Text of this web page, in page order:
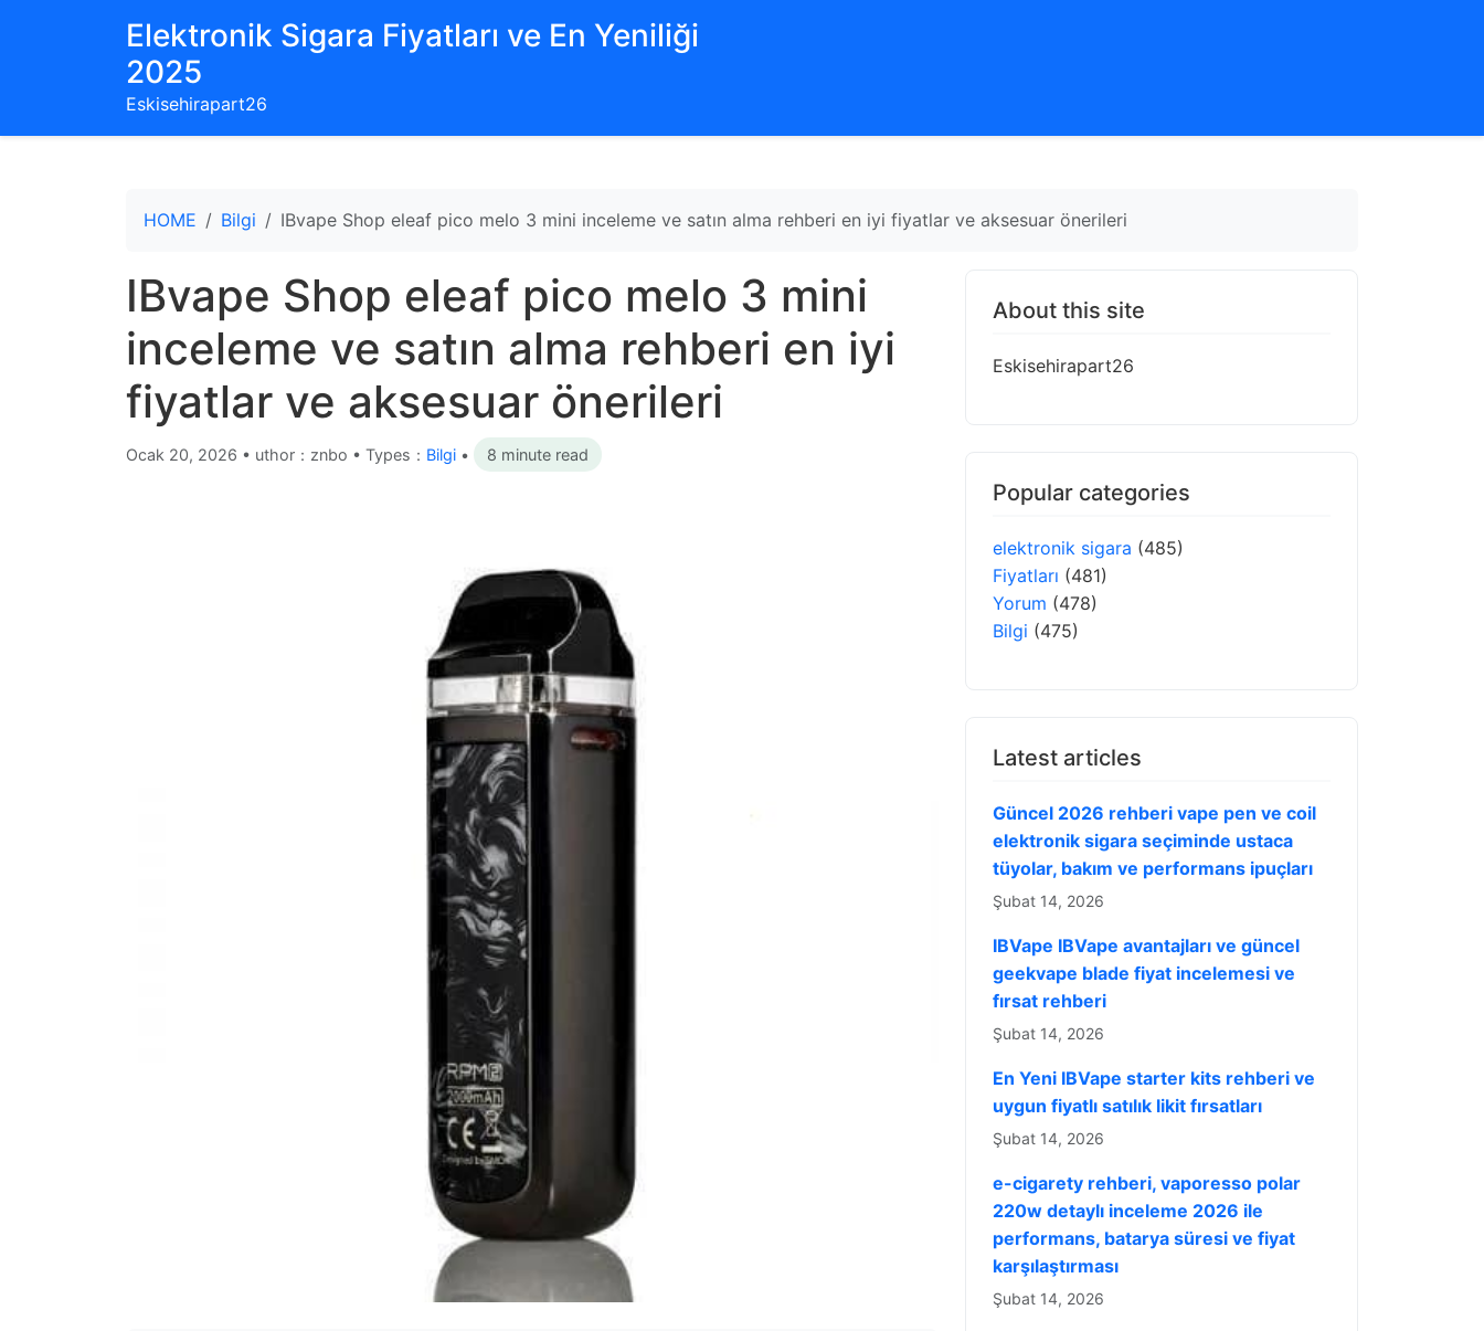
Elektronik Sigara Fiyatları ve En Yeniliği
2025
Eskisehirapart26
HOME Bilgi IBvape Shop eleaf pico melo 3 mini inceleme ve satın alma rehberi en iyi fiyatlar ve aksesuar önerileri
IBvape Shop eleaf pico melo 3 mini
inceleme ve satın alma rehberi en iyi
fiyatlar ve aksesuar önerileri
Ocak 20, 2026 • uthor：znbo • Types： Bilgi • 8 minute read
About this site
Eskisehirapart26
Popular categories
elektronik sigara (485)
Fiyatları (481)
Yorum (478)
Bilgi (475)
Latest articles
Güncel 2026 rehberi vape pen ve coil
elektronik sigara seçiminde ustaca
tüyolar, bakım ve performans ipuçları
Şubat 14, 2026
IBVape IBVape avantajları ve güncel
geekvape blade fiyat incelemesi ve
fırsat rehberi
Şubat 14, 2026
En Yeni IBVape starter kits rehberi ve
uygun fiyatlı satılık likit fırsatları
Şubat 14, 2026
e-cigarety rehberi, vaporesso polar
220w detaylı inceleme 2026 ile
performans, batarya süresi ve fiyat
karşılaştırması
Şubat 14, 2026